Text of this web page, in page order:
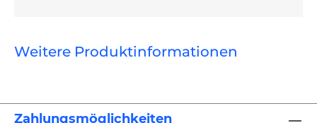
Weitere Produktinformationen
Zahlungsmöglichkeiten